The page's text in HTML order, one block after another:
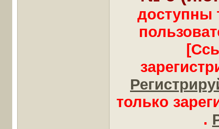
доступны
только
.